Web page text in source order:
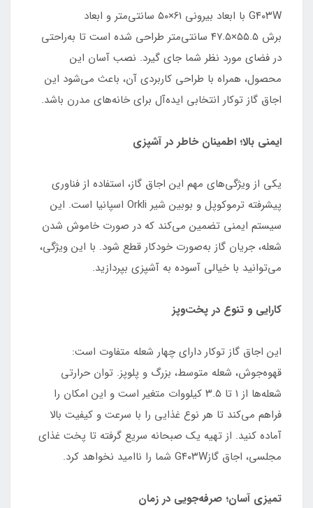
G۴۰۳W با ابعاد بیرونی ۶۱×۵۰ سانتی‌متر و ابعاد
برش ۵۵.۵×۴۷.۵ سانتی‌متر طراحی شده است تا به‌راحتی
در فضای مورد نظر شما جای گیرد. نصب آسان این
محصول، همراه با طراحی کاربردی آن، باعث می‌شود این
اجاق گاز توکار انتخابی ایده‌آل برای خانه‌های مدرن باشد.
ایمنی بالا؛ اطمینان خاطر در آشپزی
یکی از ویژگی‌های مهم این اجاق گاز، استفاده از فناوری
پیشرفته ترموکوپل و بوبین شیر Orkli اسپانیا است. این
سیستم ایمنی تضمین می‌کند که در صورت خاموش شدن
شعله، جریان گاز به‌صورت خودکار قطع شود. با این ویژگی،
می‌توانید با خیالی آسوده به آشپزی بپردازید.
کارایی و تنوع در پخت‌وپز
این اجاق گاز توکار دارای چهار شعله متفاوت است:
قهوه‌جوش، شعله متوسط، بزرگ و پلوپز. توان حرارتی
شعله‌ها از ۱ تا ۳.۵ کیلووات متغیر است و این امکان را
فراهم می‌کند تا هر نوع غذایی را با سرعت و کیفیت بالا
آماده کنید. از تهیه یک صبحانه سریع گرفته تا پخت غذای
مجلسی، اجاق گازG۴۰۳W شما را ناامید نخواهد کرد.
تمیزی آسان؛ صرفه‌جویی در زمان